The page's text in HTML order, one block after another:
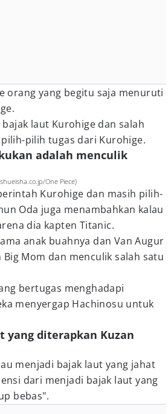
orang yang begitu saja menuruti
laut Kurohige dan salah
pilih tugas dari Kurohige.
adalah menculik
One Piece)
Kurohige dan masih pilih-
Oda juga menambahkan kalau
dia kapten Titanic.
anak buahnya dan Van Augur
Mom dan menculik salah satu
bertugas menghadapi
menyergap Hachinosu untuk
yang diterapkan Kuzan
menjadi bajak laut yang jahat
dari menjadi bajak laut yang
bebas".